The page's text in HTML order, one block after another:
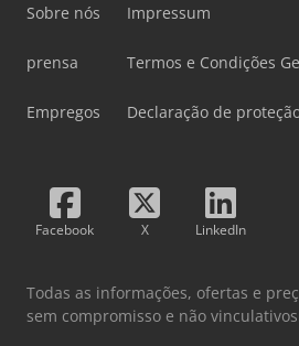
Sobre nós
prensa
Empregos
Impressum
Termos e Condições
Declaração de
Facebook X LinkedIn
Todas as informações, ofertas e
sem compromisso e não